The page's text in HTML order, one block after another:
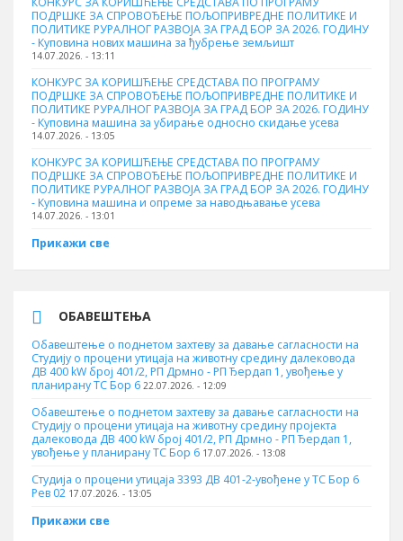
ПОДРШКЕ ЗА СПРОВОЂЕЊЕ ПОЉОПРИВРЕДНЕ ПОЛИТИКЕ И
ПОЛИТИКЕ РУРАЛНОГ РАЗВОЈА ЗА ГРАД БОР ЗА 2026. ГОДИНУ
- Куповина нових машина за ђубрење земљишт
14.07.2026. - 13:11
КОНКУРС ЗА КОРИШЋЕЊЕ СРЕДСТАВА ПО ПРОГРАМУ
ПОДРШКЕ ЗА СПРОВОЂЕЊЕ ПОЉОПРИВРЕДНЕ ПОЛИТИКЕ И
ПОЛИТИКЕ РУРАЛНОГ РАЗВОЈА ЗА ГРАД БОР ЗА 2026. ГОДИНУ
- Куповинa машина за убирање односно скидање усева
14.07.2026. - 13:05
КОНКУРС ЗА КОРИШЋЕЊЕ СРЕДСТАВА ПО ПРОГРАМУ
ПОДРШКЕ ЗА СПРОВОЂЕЊЕ ПОЉОПРИВРЕДНЕ ПОЛИТИКЕ И
ПОЛИТИКЕ РУРАЛНОГ РАЗВОЈА ЗА ГРАД БОР ЗА 2026. ГОДИНУ
- Куповина машина и опреме за наводњавање усева
14.07.2026. - 13:01
Прикажи све
ОБАВЕШТЕЊА
Обавештење о поднетом захтеву за давање сагласности на
Студију о процени утицаја на животну средину далековода
ДВ 400 kW број 401/2, РП Дрмно - РП Ђердап 1, увођење у
планирану ТС Бор 6 22.07.2026. - 12:09
Обавештење о поднетом захтеву за давање сагласности на
Студију о процени утицаја на животну средину пројекта
далековода ДВ 400 kW број 401/2, РП Дрмно - РП Ђердап 1,
увођење у планирану ТС Бор 6 17.07.2026. - 13:08
Студија о процени утицаја 3393 ДВ 401-2-увођене у ТС Бор 6
Рев 02 17.07.2026. - 13:05
Прикажи све